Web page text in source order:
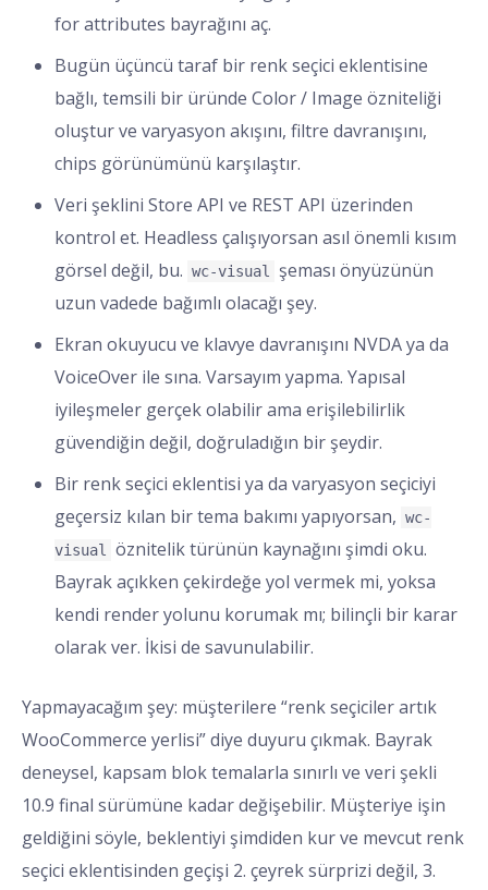
for attributes bayrağını aç.
Bugün üçüncü taraf bir renk seçici eklentisine
bağlı, temsili bir üründe Color / Image özniteliği
oluştur ve varyasyon akışını, filtre davranışını,
chips görünümünü karşılaştır.
Veri şeklini Store API ve REST API üzerinden
kontrol et. Headless çalışıyorsan asıl önemli kısım
görsel değil, bu. wc-visual
şeması önyüzünün
uzun vadede bağımlı olacağı şey.
Ekran okuyucu ve klavye davranışını NVDA ya da
VoiceOver ile sına. Varsayım yapma. Yapısal
iyileşmeler gerçek olabilir ama erişilebilirlik
güvendiğin değil, doğruladığın bir şeydir.
Bir renk seçici eklentisi ya da varyasyon seçiciyi
geçersiz kılan bir tema bakımı yapıyorsan, wc-
visual öznitelik türünün kaynağını şimdi oku.
Bayrak açıkken çekirdeğe yol vermek mi, yoksa
kendi render yolunu korumak mı; bilinçli bir karar
olarak ver. İkisi de savunulabilir.
Yapmayacağım şey: müşterilere “renk seçiciler artık
WooCommerce yerlisi” diye duyuru çıkmak. Bayrak
deneysel, kapsam blok temalarla sınırlı ve veri şekli
10.9 final sürümüne kadar değişebilir. Müşteriye işin
geldiğini söyle, beklentiyi şimdiden kur ve mevcut renk
seçici eklentisinden geçişi 2. çeyrek sürprizi değil, 3.